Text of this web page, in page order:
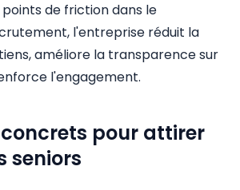
de friction dans le
l'entreprise réduit la
améliore la transparence sur
l'engagement.
concrets pour attirer
seniors